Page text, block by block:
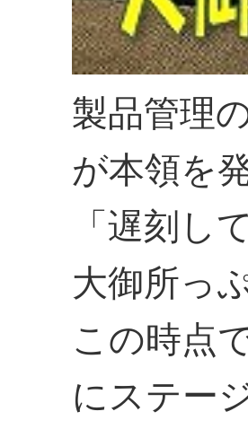
製品管理
が本領を
「遅刻し
大御所っ
この時点
にステー